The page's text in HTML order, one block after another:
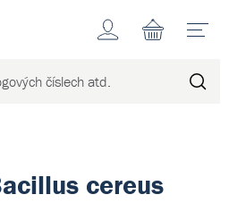
Účet
cereus